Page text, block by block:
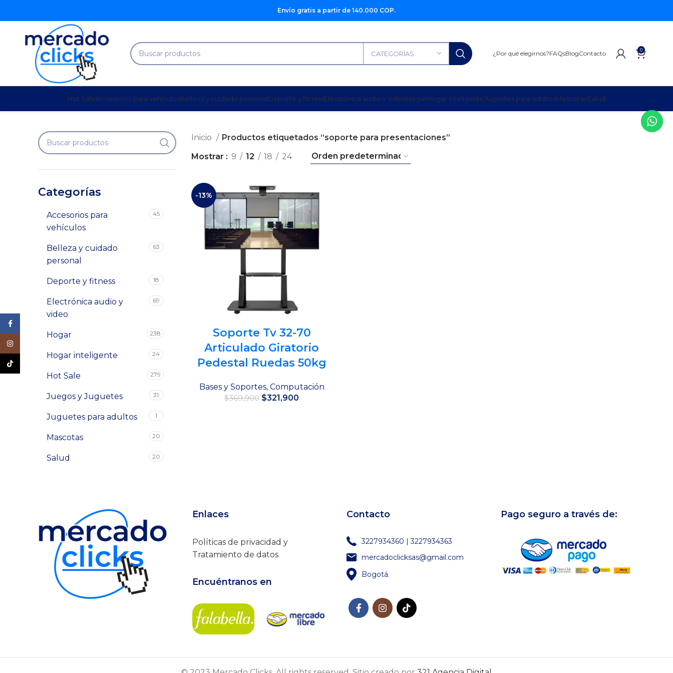
Envío gratis a partir de 140.000 COP.
CATEGORÍAS ¿Por qué elegirnos?FAQsBlogContacto 0
Hot SaleAccesorios para vehículosBelleza y cuidado personalDeporte y fitnessElectrónica audio y videoHogarHogar inteligenteJuguetes para adultosMascotasSalud
Categorías
Accesorios para
vehículos
45
Belleza y cuidado
personal
63
Deporte y fitness 18
Electrónica audio y
video
69
Hogar 238
Hogar inteligente 24
Hot Sale 279
Juegos y Juguetes 31
Juguetes para adultos 1
Mascotas 20
Salud 20
Inicio
Productos etiquetados “soporte para presentaciones”
Mostrar
9 12 18 24
-13%
Soporte Tv 32-70
Articulado Giratorio
Pedestal Ruedas 50kg
Bases y Soportes, Computación
$369,900 El
$321,900
Enlaces
Políticas de privacidad y
Tratamiento de datos
Encuéntranos en
Contacto
3227934360 | 3227934363
mercadoclicksas@gmail.com
Bogotá.
Pago seguro a través de: